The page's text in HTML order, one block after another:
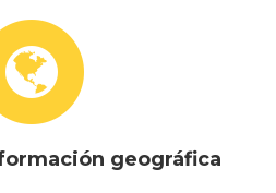
geográfica